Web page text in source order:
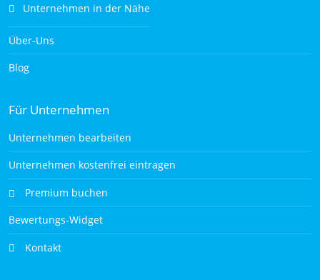
Unternehmen in der Nähe
Über-Uns
Blog
Für Unternehmen
Unternehmen bearbeiten
Unternehmen kostenfrei eintragen
Premium buchen
Bewertungs-Widget
Kontakt